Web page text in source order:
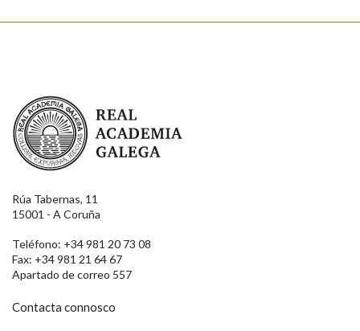
Real Academia Galega
Rúa Tabernas, 11
15001 - A Coruña
Teléfono: +34 981 20 73 08
Fax: +34 981 21 64 67
Apartado de correo 557
Contacta connosco